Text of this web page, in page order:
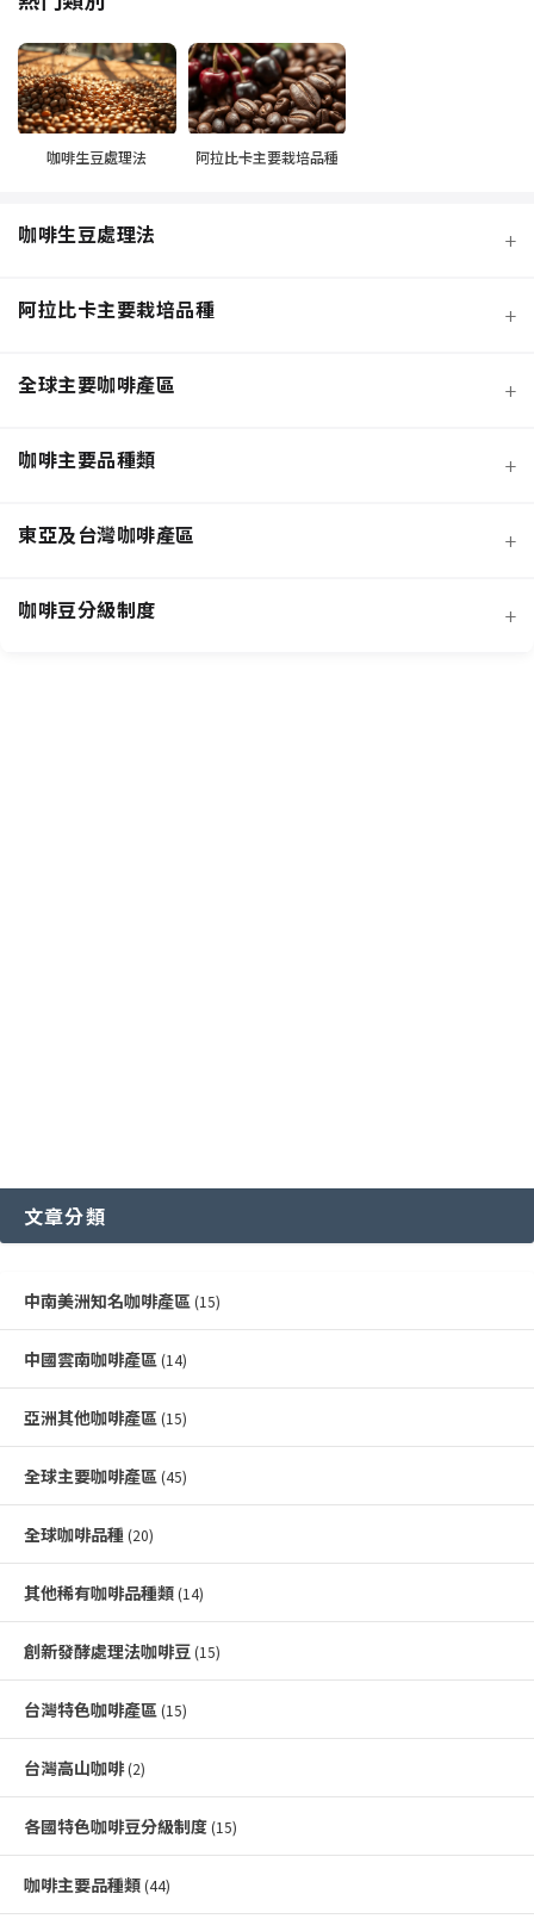
咖啡生豆處理法 阿拉比卡主要栽培品種
咖啡生豆處理法 +
阿拉比卡主要栽培品種 +
全球主要咖啡產區 +
咖啡主要品種類 +
東亞及台灣咖啡產區 +
咖啡豆分級制度 +
文章分類
中南美洲知名咖啡產區 (15)
中國雲南咖啡產區 (14)
亞洲其他咖啡產區 (15)
全球主要咖啡產區 (45)
全球咖啡品種 (20)
其他稀有咖啡品種類 (14)
創新發酵處理法咖啡豆 (15)
台灣特色咖啡產區 (15)
台灣高山咖啡(2)
各國特色咖啡豆分級制度 (15)
咖啡主要品種類 (44)